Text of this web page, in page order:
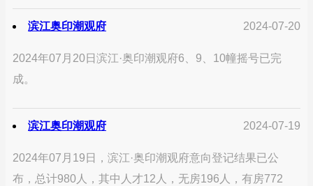
滨江奥印潮观府 2024-07-20
2024年07月20日滨江·奥印潮观府6、9、10幢摇号已完
成。
滨江奥印潮观府 2024-07-19
2024年07月19日，滨江·奥印潮观府意向登记结果已公
布，总计980人，其中人才12人，无房196人，有房772